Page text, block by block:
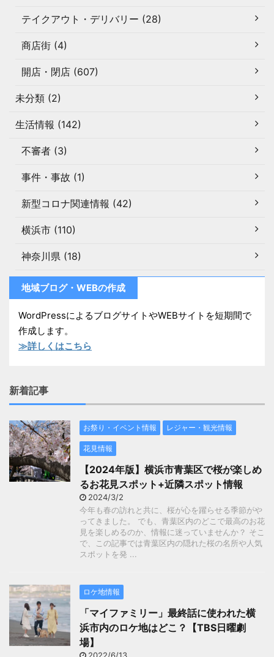
テイクアウト・デリバリー (28)
商店街 (4)
開店・閉店 (607)
未分類 (2)
生活情報 (142)
不審者 (3)
事件・事故 (1)
新型コロナ関連情報 (42)
横浜市 (110)
神奈川県 (18)
地域ブログ・WEBの作成
WordPressによるブログサイトやWEBサイトを短期間で
作成します。
≫詳しくはこちら
新着記事
お祭り・イベント情報 レジャー・観光情報
花見情報
【2024年版】横浜市青葉区で桜が楽しめ
るお花見スポット+近隣スポット情報
2024/3/2
今年も春の訪れと共に、桜が心を躍らせる季節がや
ってきました。 でも、青葉区内のどこで最高のお花
見を楽しめるのか、情報に迷っていませんか？ そこ
で、この記事では青葉区内の隠れた桜の名所や人気
スポットを発 ...
ロケ地情報
「マイファミリー」最終話に使われた横
浜市内のロケ地はどこ？【TBS日曜劇
場】